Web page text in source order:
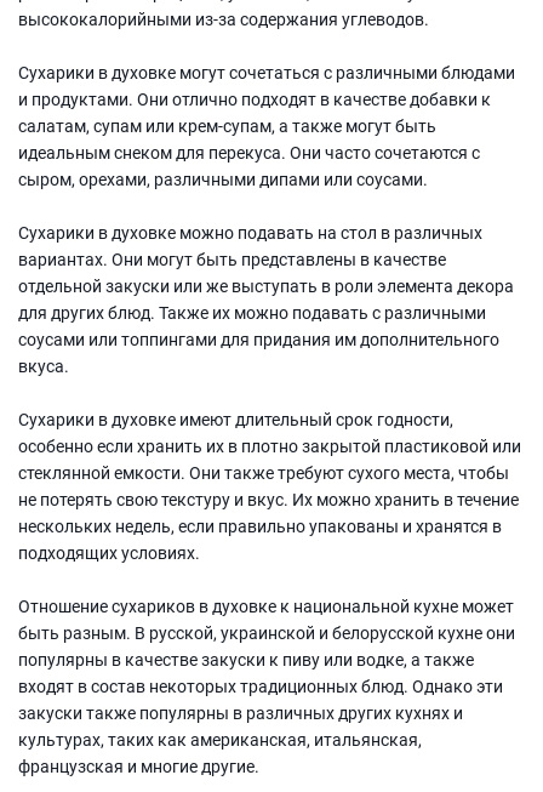
высококалорийными из-за содержания углеводов.
Сухарики в духовке могут сочетаться с различными блюдами
и продуктами. Они отлично подходят в качестве добавки к
салатам, супам или крем-супам, а также могут быть
идеальным снеком для перекуса. Они часто сочетаются с
сыром, орехами, различными дипами или соусами.
Сухарики в духовке можно подавать на стол в различных
вариантах. Они могут быть представлены в качестве
отдельной закуски или же выступать в роли элемента декора
для других блюд. Также их можно подавать с различными
соусами или топпингами для придания им дополнительного
вкуса.
Сухарики в духовке имеют длительный срок годности,
особенно если хранить их в плотно закрытой пластиковой или
стеклянной емкости. Они также требуют сухого места, чтобы
не потерять свою текстуру и вкус. Их можно хранить в течение
нескольких недель, если правильно упакованы и хранятся в
подходящих условиях.
Отношение сухариков в духовке к национальной кухне может
быть разным. В русской, украинской и белорусской кухне они
популярны в качестве закуски к пиву или водке, а также
входят в состав некоторых традиционных блюд. Однако эти
закуски также популярны в различных других кухнях и
культурах, таких как американская, итальянская,
французская и многие другие.